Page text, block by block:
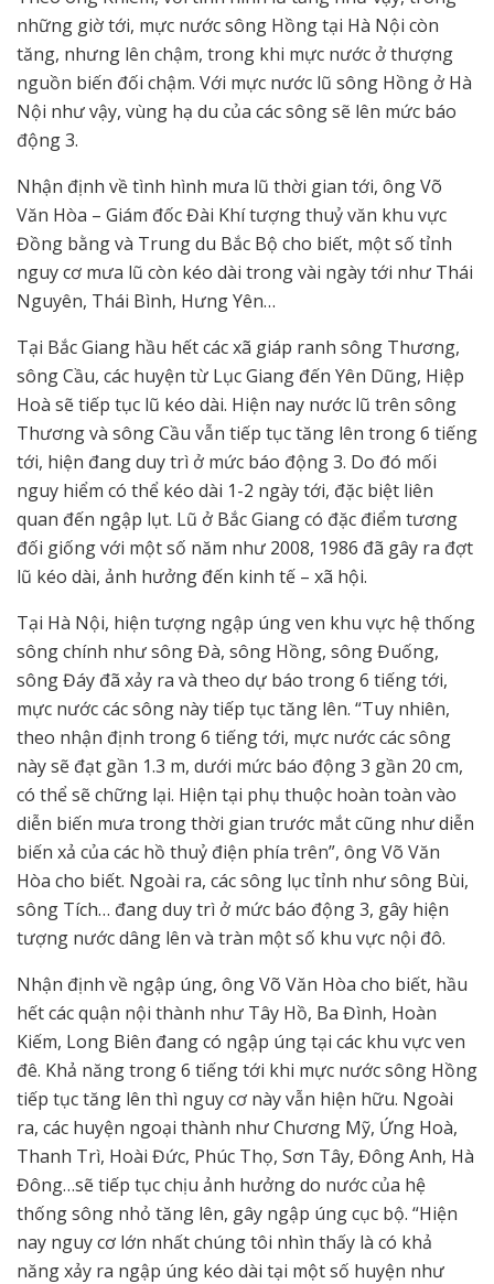
những giờ tới, mực nước sông Hồng tại Hà Nội còn
tăng, nhưng lên chậm, trong khi mực nước ở thượng
nguồn biến đối chậm. Với mực nước lũ sông Hồng ở Hà
Nội như vậy, vùng hạ du của các sông sẽ lên mức báo
động 3.
Nhận định về tình hình mưa lũ thời gian tới, ông Võ
Văn Hòa – Giám đốc Đài Khí tượng thuỷ văn khu vực
Đồng bằng và Trung du Bắc Bộ cho biết, một số tỉnh
nguy cơ mưa lũ còn kéo dài trong vài ngày tới như Thái
Nguyên, Thái Bình, Hưng Yên…
Tại Bắc Giang hầu hết các xã giáp ranh sông Thương,
sông Cầu, các huyện từ Lục Giang đến Yên Dũng, Hiệp
Hoà sẽ tiếp tục lũ kéo dài. Hiện nay nước lũ trên sông
Thương và sông Cầu vẫn tiếp tục tăng lên trong 6 tiếng
tới, hiện đang duy trì ở mức báo động 3. Do đó mối
nguy hiểm có thể kéo dài 1-2 ngày tới, đặc biệt liên
quan đến ngập lụt. Lũ ở Bắc Giang có đặc điểm tương
đối giống với một số năm như 2008, 1986 đã gây ra đợt
lũ kéo dài, ảnh hưởng đến kinh tế – xã hội.
Tại Hà Nội, hiện tượng ngập úng ven khu vực hệ thống
sông chính như sông Đà, sông Hồng, sông Đuống,
sông Đáy đã xảy ra và theo dự báo trong 6 tiếng tới,
mực nước các sông này tiếp tục tăng lên. “Tuy nhiên,
theo nhận định trong 6 tiếng tới, mực nước các sông
này sẽ đạt gần 1.3 m, dưới mức báo động 3 gần 20 cm,
có thể sẽ chững lại. Hiện tại phụ thuộc hoàn toàn vào
diễn biến mưa trong thời gian trước mắt cũng như diễn
biến xả của các hồ thuỷ điện phía trên”, ông Võ Văn
Hòa cho biết. Ngoài ra, các sông lục tỉnh như sông Bùi,
sông Tích… đang duy trì ở mức báo động 3, gây hiện
tượng nước dâng lên và tràn một số khu vực nội đô.
Nhận định về ngập úng, ông Võ Văn Hòa cho biết, hầu
hết các quận nội thành như Tây Hồ, Ba Đình, Hoàn
Kiếm, Long Biên đang có ngập úng tại các khu vực ven
đê. Khả năng trong 6 tiếng tới khi mực nước sông Hồng
tiếp tục tăng lên thì nguy cơ này vẫn hiện hữu. Ngoài
ra, các huyện ngoại thành như Chương Mỹ, Ứng Hoà,
Thanh Trì, Hoài Đức, Phúc Thọ, Sơn Tây, Đông Anh, Hà
Đông…sẽ tiếp tục chịu ảnh hưởng do nước của hệ
thống sông nhỏ tăng lên, gây ngập úng cục bộ. “Hiện
nay nguy cơ lớn nhất chúng tôi nhìn thấy là có khả
năng xảy ra ngập úng kéo dài tại một số huyện như